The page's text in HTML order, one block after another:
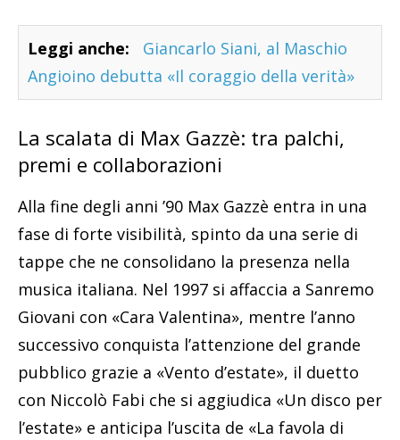
Leggi anche:
Giancarlo Siani, al Maschio
Angioino debutta «Il coraggio della verità»
La scalata di Max Gazzè: tra palchi,
premi e collaborazioni
Alla fine degli anni ’90 Max Gazzè entra in una
fase di forte visibilità, spinto da una serie di
tappe che ne consolidano la presenza nella
musica italiana. Nel 1997 si affaccia a Sanremo
Giovani con «Cara Valentina», mentre l’anno
successivo conquista l’attenzione del grande
pubblico grazie a «Vento d’estate», il duetto
con Niccolò Fabi che si aggiudica «Un disco per
l’estate» e anticipa l’uscita de «La favola di